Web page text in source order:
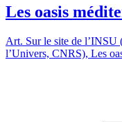
Les oasis
Art. Sur le site de l’INSU
l’Univers, CNRS), Les